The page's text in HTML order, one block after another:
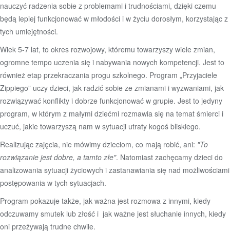
nauczyć radzenia sobie z problemami i trudnościami, dzięki czemu
będą lepiej funkcjonować w młodości i w życiu dorosłym, korzystając z
tych umiejętności.
Wiek 5-7 lat, to okres rozwojowy, któremu towarzyszy wiele zmian,
ogromne tempo uczenia się i nabywania nowych kompetencji. Jest to
również etap przekraczania progu szkolnego. Program „Przyjaciele
Zippiego” uczy dzieci, jak radzić sobie ze zmianami i wyzwaniami, jak
rozwiązywać konflikty i dobrze funkcjonować w grupie. Jest to jedyny
program, w którym z małymi dziećmi rozmawia się na temat śmierci i
uczuć, jakie towarzyszą nam w sytuacji utraty kogoś bliskiego.
Realizując zajęcia, nie mówimy dzieciom, co mają robić, ani: "To
rozwiązanie jest dobre, a tamto złe". Natomiast zachęcamy dzieci do
analizowania sytuacji życiowych i zastanawiania się nad możliwościami
postępowania w tych sytuacjach.
Program pokazuje także, jak ważna jest rozmowa z innymi, kiedy
odczuwamy smutek lub złość i jak ważne jest słuchanie innych, kiedy
oni przeżywają trudne chwile.